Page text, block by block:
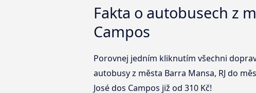
Fakta o autobusech z
Campos
Porovnej jedním kliknutím všechni
autobusy z města Barra Mansa, RJ do
José dos Campos již od 310 Kč!